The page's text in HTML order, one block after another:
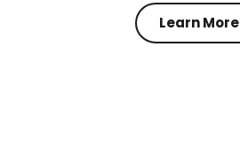
Learn More